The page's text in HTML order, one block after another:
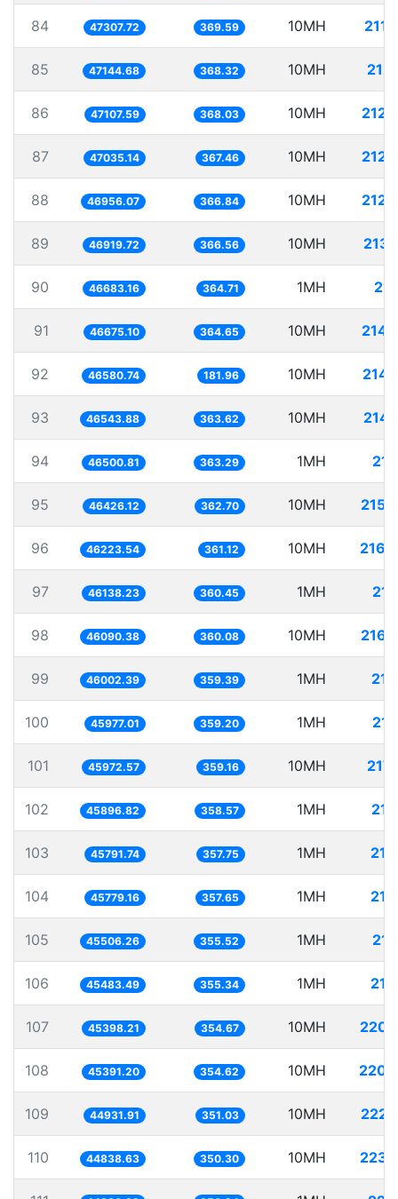
84 47307.72 369.59 10MH
85 47144.68 368.32 10MH
86 47107.59 368.03 10MH
87 47035.14 367.46 10MH
88 46956.07 366.84 10MH
89 46919.72 366.56 10MH
90 46683.16 364.71 1MH
91 46675.10 364.65 10MH
92 46580.74 181.96 10MH
93 46543.88 363.62 10MH
94 46500.81 363.29 1MH
95 46426.12 362.70 10MH
96 46223.54 361.12 10MH
97 46138.23 360.45 1MH
98 46090.38 360.08 10MH
99 46002.39 359.39 1MH
100 45977.01 359.20 1MH
101 45972.57 359.16 10MH
102 45896.82 358.57 1MH
103 45791.74 357.75 1MH
104 45779.16 357.65 1MH
105 45506.26 355.52 1MH
106 45483.49 355.34 1MH
107 45398.21 354.67 10MH
108 45391.20 354.62 10MH
109 44931.91 351.03 10MH
110 44838.63 350.30 10MH